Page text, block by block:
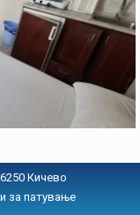
Кичево
за патување